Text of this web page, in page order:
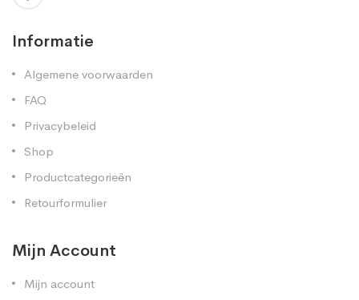
Informatie
Algemene voorwaarden
FAQ
Privacybeleid
Shop
Productcategorieën
Retourformulier
Mijn Account
Mijn account